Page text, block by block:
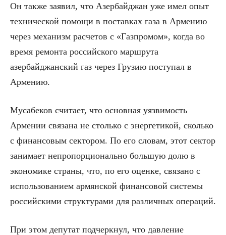
Он также заявил, что Азербайджан уже имел опыт
технической помощи в поставках газа в Армению
через механизм расчетов с «Газпромом», когда во
время ремонта российского маршрута
азербайджанский газ через Грузию поступал в
Армению.
Мусабеков считает, что основная уязвимость
Армении связана не столько с энергетикой, сколько
с финансовым сектором. По его словам, этот сектор
занимает непропорционально большую долю в
экономике страны, что, по его оценке, связано с
использованием армянской финансовой системы
российскими структурами для различных операций.
При этом депутат подчеркнул, что давление